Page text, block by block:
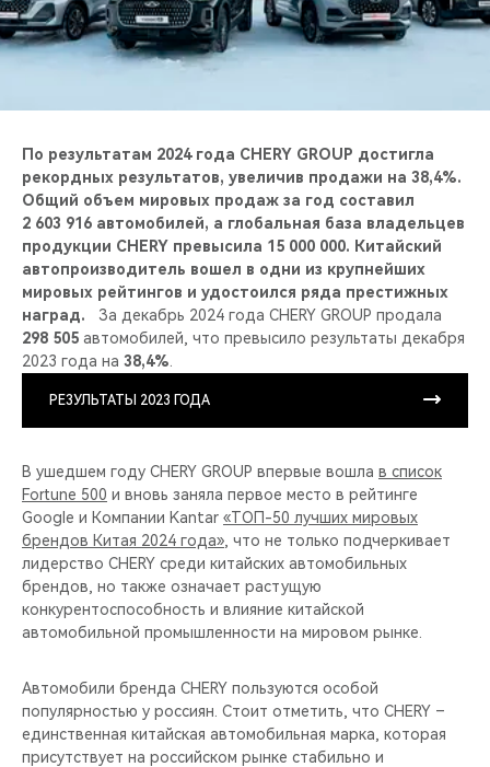
CHERY И СПОРТ
НАШИ МЕРОПРИЯТИЯ
CHERY ДЛЯ ДЕТЕЙ
По результатам 2024 года CHERY GROUP достигла
рекордных результатов, увеличив продажи на 38,4%.
Общий объем мировых продаж за год составил
2 603 916 автомобилей, а глобальная база владельцев
продукции CHERY превысила 15 000 000. Китайский
автопроизводитель вошел в одни из крупнейших
мировых рейтингов и удостоился ряда престижных
наград. За декабрь 2024 года CHERY GROUP продала
298 505 автомобилей, что превысило результаты декабря
2023 года на 38,4%
РЕЗУЛЬТАТЫ 2023 ГОДА
В ушедшем году CHERY GROUP впервые вошла в список
Fortune 500 и вновь заняла первое место в рейтинге
Google и Компании Kantar «ТОП-50 лучших мировых
брендов Китая 2024 года» , что не только подчеркивает
лидерство CHERY среди китайских автомобильных
брендов, но также означает растущую
конкурентоспособность и влияние китайской
автомобильной промышленности на мировом рынке.
Автомобили бренда CHERY пользуются особой
популярностью у россиян. Стоит отметить, что CHERY –
единственная китайская автомобильная марка, которая
присутствует на российском рынке стабильно и